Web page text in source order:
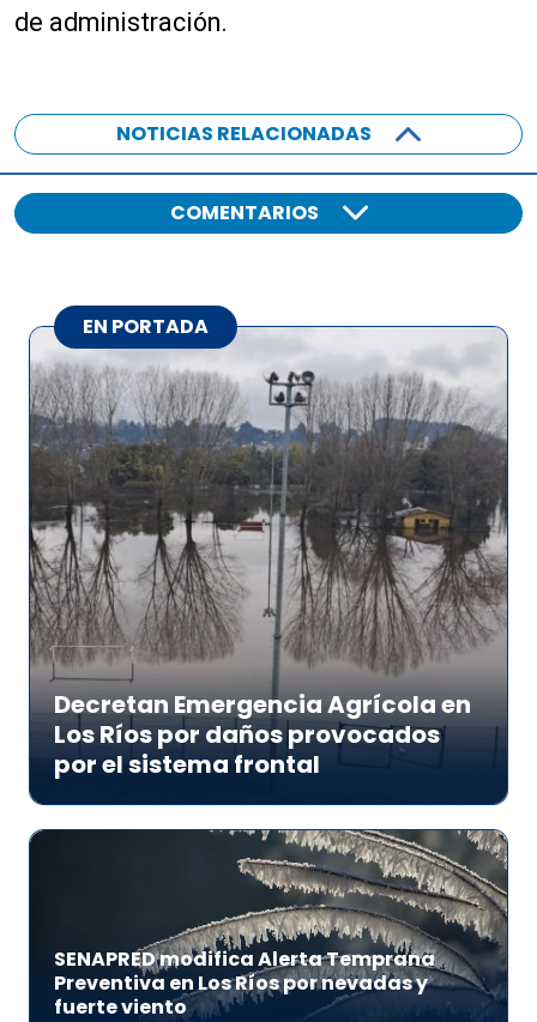
de administración.
NOTICIAS RELACIONADAS
COMENTARIOS
EN PORTADA
Decretan Emergencia Agrícola en
Los Ríos por daños provocados
por el sistema frontal
SENAPRED modifica Alerta Temprana
Preventiva en Los Ríos por nevadas y
fuerte viento